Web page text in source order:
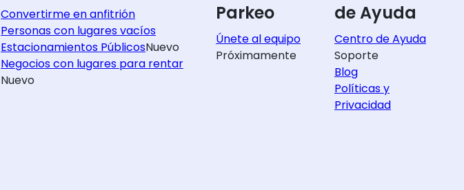
Convertirme en anfitrión
Personas con lugares vacíos
Estacionamientos PúblicosNuevo
Negocios con lugares para rentar
Nuevo
de Ayuda
Centro de Ayuda
Soporte
Blog
Políticas y
Privacidad
Parkeo
Únete al equipo
Próximamente